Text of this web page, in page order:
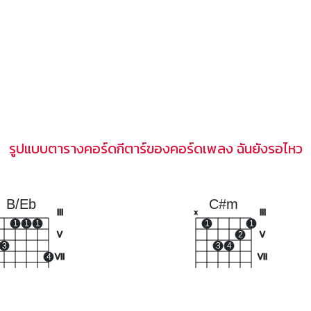
รูปแบบตารางคอร์ดกีตาร์ของคอร์ดเพลง ฉันยังรอไหว
B/Eb
V
VII
3
1 1 1
4
C#m
V
VII
x
1
3 4
2
1